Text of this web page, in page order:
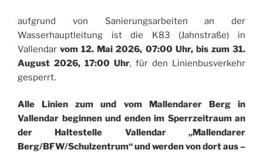
aufgrund von Sanierungsarbeiten an der
Wasserhauptleitung ist die K83 (Jahnstraße) in
Vallendarvom 12. Mai 2026, 07:00 Uhr, bis zum 31.
August 2026, 17:00 Uhr, für den Linienbusverkehr
gesperrt.
Alle Linien zum und vom Mallendarer Berg in
Vallendar beginnen und enden im Sperrzeitraum an
der Haltestelle Vallendar „Mallendarer
Berg/BFW/Schulzentrum“ und werden von dort aus –